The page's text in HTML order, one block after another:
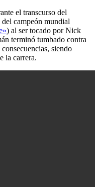
el transcurso del
campeón mundial
) al ser tocado por Nick
terminó tumbado contra
siendo
la carrera.